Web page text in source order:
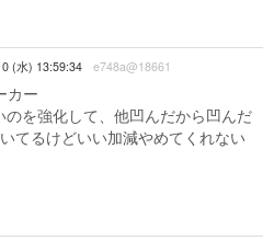
(水) 13:59:34 e748a@18661
ー
のを強化して、他凹んだから凹んだ
てるけどいい加減やめてくれない